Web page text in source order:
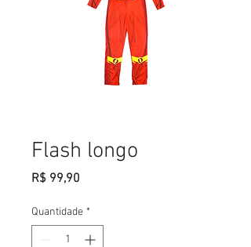
Flash longo
R$ 99,90
Quantidade *